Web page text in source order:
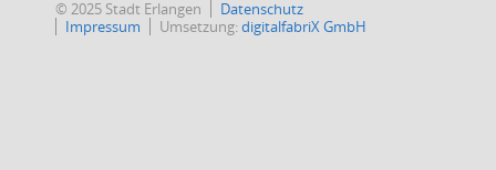
© 2025 Stadt Erlangen
Datenschutz
Impressum
Umsetzung:digitalfabriX GmbH